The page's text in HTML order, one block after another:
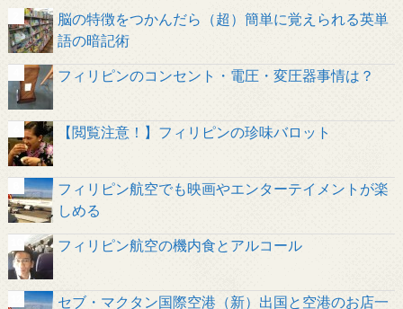
脳の特徴をつかんだら（超）簡単に覚えられる英単
語の暗記術
フィリピンのコンセント・電圧・変圧器事情は？
【閲覧注意！】フィリピンの珍味バロット
フィリピン航空でも映画やエンターテイメントが楽
しめる
フィリピン航空の機内食とアルコール
セブ・マクタン国際空港（新）出国と空港のお店一